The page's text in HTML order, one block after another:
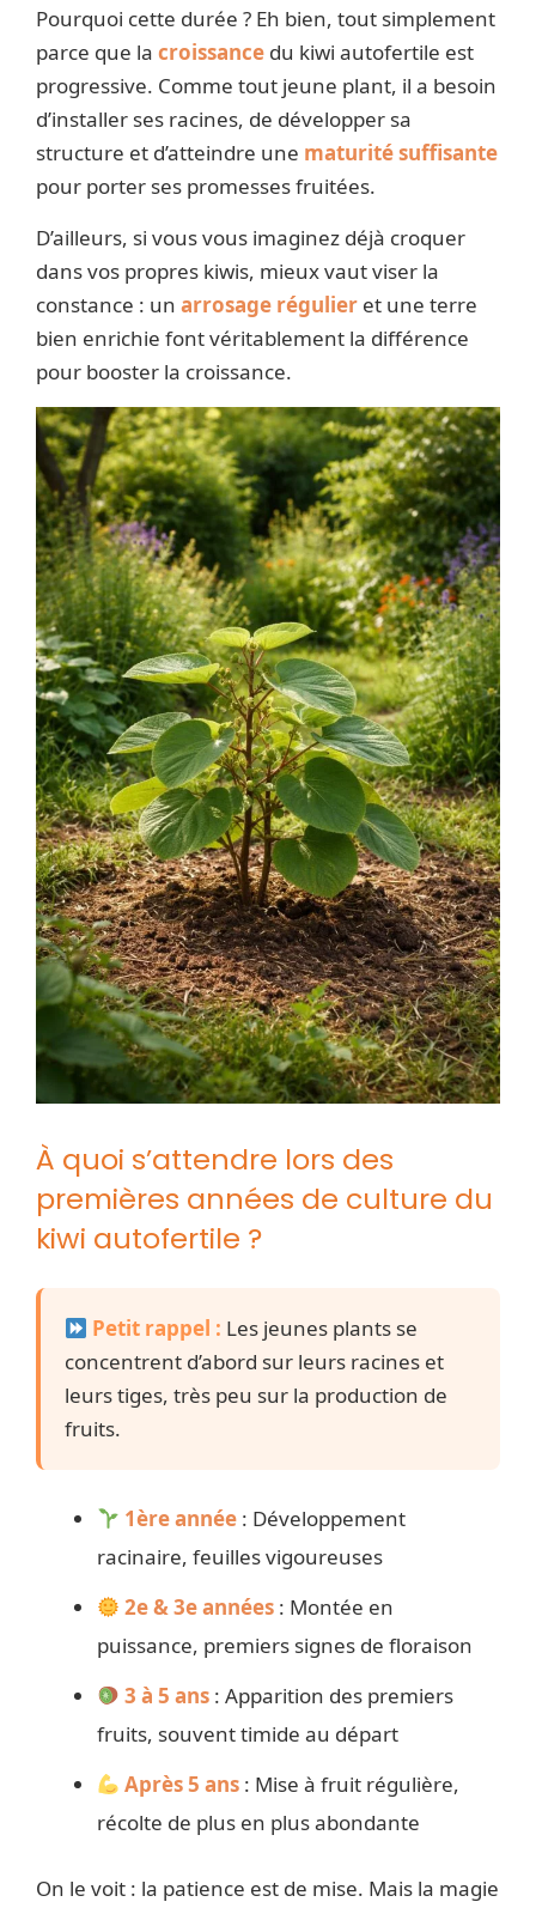
Pourquoi cette durée ? Eh bien, tout simplement
parce que la croissance du kiwi autofertile est
progressive. Comme tout jeune plant, il a besoin
d’installer ses racines, de développer sa
structure et d’atteindre une maturité suffisante
pour porter ses promesses fruitées.
D’ailleurs, si vous vous imaginez déjà croquer
dans vos propres kiwis, mieux vaut viser la
constance : un arrosage régulier et une terre
bien enrichie font véritablement la différence
pour booster la croissance.
À quoi s’attendre lors des
premières années de culture du
kiwi autofertile ?
Petit rappel : Les jeunes plants se
concentrent d’abord sur leurs racines et
leurs tiges, très peu sur la production de
fruits.
1ère année : Développement
racinaire, feuilles vigoureuses
2e & 3e années : Montée en
puissance, premiers signes de floraison
3 à 5 ans : Apparition des premiers
fruits, souvent timide au départ
Après 5 ans : Mise à fruit régulière,
récolte de plus en plus abondante
On le voit : la patience est de mise. Mais la magie